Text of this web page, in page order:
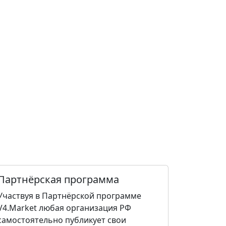
программа
в Партнёрской программе
любая организация РФ
публикует свои